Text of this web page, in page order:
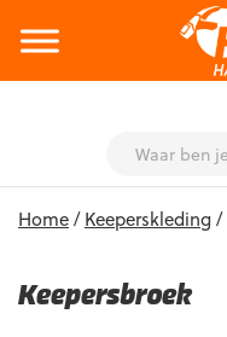
Home/Keeperskleding/
Keepersbroek